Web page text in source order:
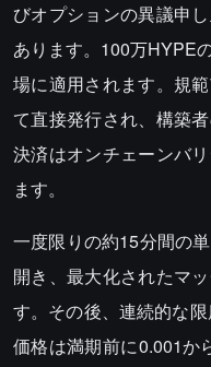
びオプションの異議申
あります。100万HYPE
場に適用されます。規
て直接発行され、構築
決済はオンチェーンバ
ます。
一度限りの約15分間の
開き、最大化されたマ
す。その後、連続的な限
価格は満期前に0.001か